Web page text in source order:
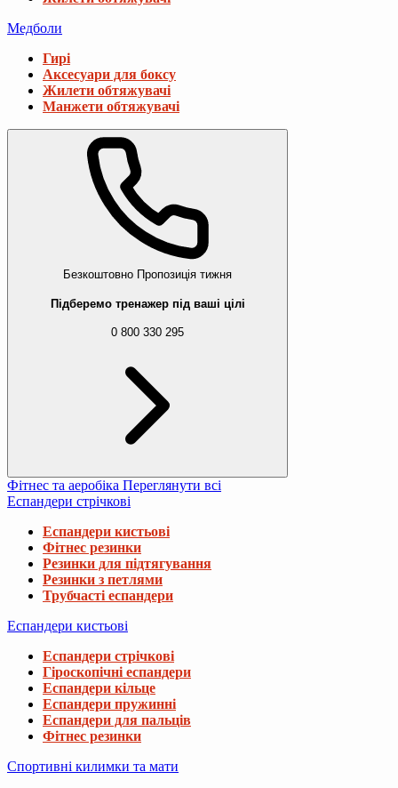
Медболи
Гирі
Аксесуари для боксу
Жилети обтяжувачі
Манжети обтяжувачі
Безкоштовно Пропозиція тижня
Підберемо тренажер під ваші цілі
0 800 330 295
Фітнес та аеробіка Переглянути всі
Еспандери стрічкові
Еспандери кистьові
Фітнес резинки
Резинки для підтягування
Резинки з петлями
Трубчасті еспандери
Еспандери кистьові
Еспандери стрічкові
Гіроскопічні еспандери
Еспандери кільце
Еспандери пружинні
Еспандери для пальців
Фітнес резинки
Спортивні килимки та мати